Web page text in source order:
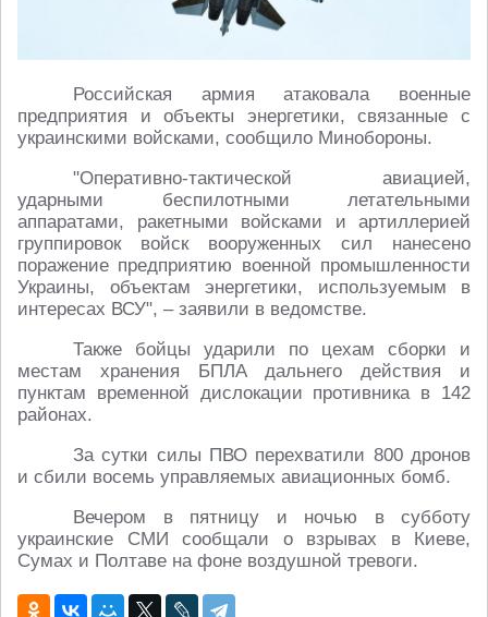
Российская армия атаковала военные
предприятия и объекты энергетики, связанные с
украинскими войсками, сообщило Минобороны.
"Оперативно-тактической авиацией,
ударными беспилотными летательными
аппаратами, ракетными войсками и артиллерией
группировок войск вооруженных сил нанесено
поражение предприятию военной промышленности
Украины, объектам энергетики, используемым в
интересах ВСУ", – заявили в ведомстве.
Также бойцы ударили по цехам сборки и
местам хранения БПЛА дальнего действия и
пунктам временной дислокации противника в 142
районах.
За сутки силы ПВО перехватили 800 дронов
и сбили восемь управляемых авиационных бомб.
Вечером в пятницу и ночью в субботу
украинские СМИ сообщали о взрывах в Киеве,
Сумах и Полтаве на фоне воздушной тревоги.